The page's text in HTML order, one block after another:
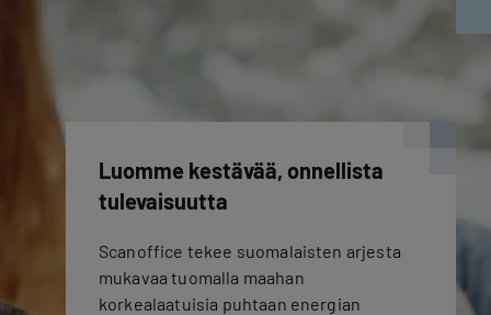
Luomme kestävää, onnellista
tulevaisuutta
Scanoffice tekee suomalaisten arjesta
mukavaa tuomalla maahan
korkealaatuisia puhtaan energian